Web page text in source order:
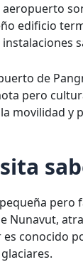
edificio
de
pero
movilidad y
pero
Nunavut,
conocido